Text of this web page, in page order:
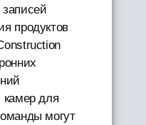
продуктов
камер для
могут